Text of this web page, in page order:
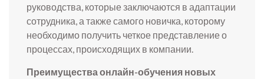
руководства, которые заключаются в адаптации
сотрудника, а также самого новичка, которому
необходимо получить четкое представление о
процессах, происходящих в компании.
Преимущества онлайн-обучения новых